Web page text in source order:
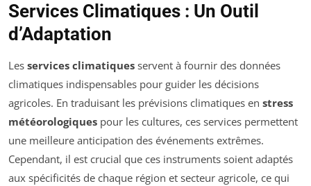
Services Climatiques : Un Outil
d’Adaptation
Les services climatiques servent à fournir des données
climatiques indispensables pour guider les décisions
agricoles. En traduisant les prévisions climatiques en stress
météorologiques pour les cultures, ces services permettent
une meilleure anticipation des événements extrêmes.
Cependant, il est crucial que ces instruments soient adaptés
aux spécificités de chaque région et secteur agricole, ce qui